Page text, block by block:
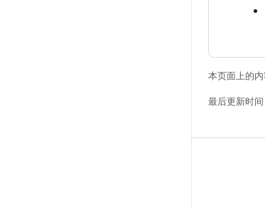
本页面上的
最后更新时